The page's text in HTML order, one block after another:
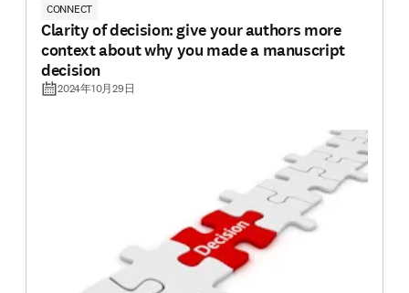
CONNECT
Clarity of decision: give your authors more
context about why you made a manuscript
decision
2024年10月29日